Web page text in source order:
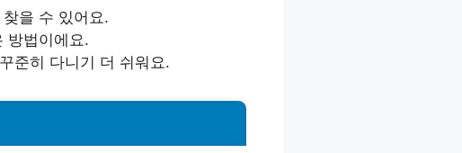
을 수 있어요.
방법이에요.
준히 다니기 더 쉬워요.